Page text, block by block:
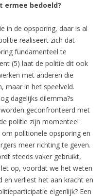
bedoeld?
in de opsporing, daar is al
realiseert zich dat
fundamenteel te
(5) laat de politie dit ook
met anderen die
maar in het speelveld.
dagelijks dilemma?s
geconfronteerd met
politie zijn momenteel
politionele opsporing en
meer richting te geven.
steeds vaker gebruikt,
op, voordat we het weten
en verliest het aan kracht en
eigenlijk? Een